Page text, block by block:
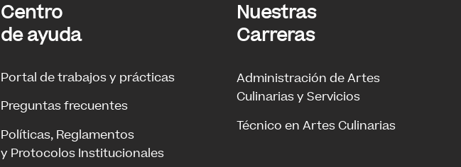
Centro
de ayuda
Portal de trabajos y prácticas
Preguntas frecuentes
Políticas, Reglamentos
y Protocolos Institucionales
Nuestras
Carreras
Administración de Artes
Culinarias y Servicios
Técnico en Artes Culinarias